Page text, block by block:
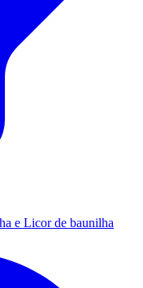
e Licor de baunilha